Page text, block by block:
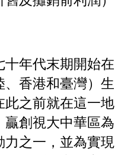
年代末期開始在
香港和臺灣）生
此之前就在這一地
贏創視大中華區為
力之一，並為實現